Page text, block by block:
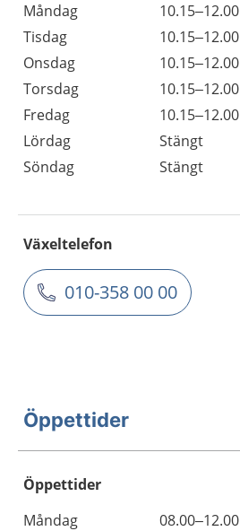
Måndag
10.15–12.00
Tisdag
10.15–12.00
Onsdag
10.15–12.00
Torsdag
10.15–12.00
Fredag
10.15–12.00
Lördag
Stängt
Söndag
Stängt
Växeltelefon
010-358 00 00
Öppettider
Öppettider
Dag
Öppettider
Kommentarer
Måndag
08.00–12.00